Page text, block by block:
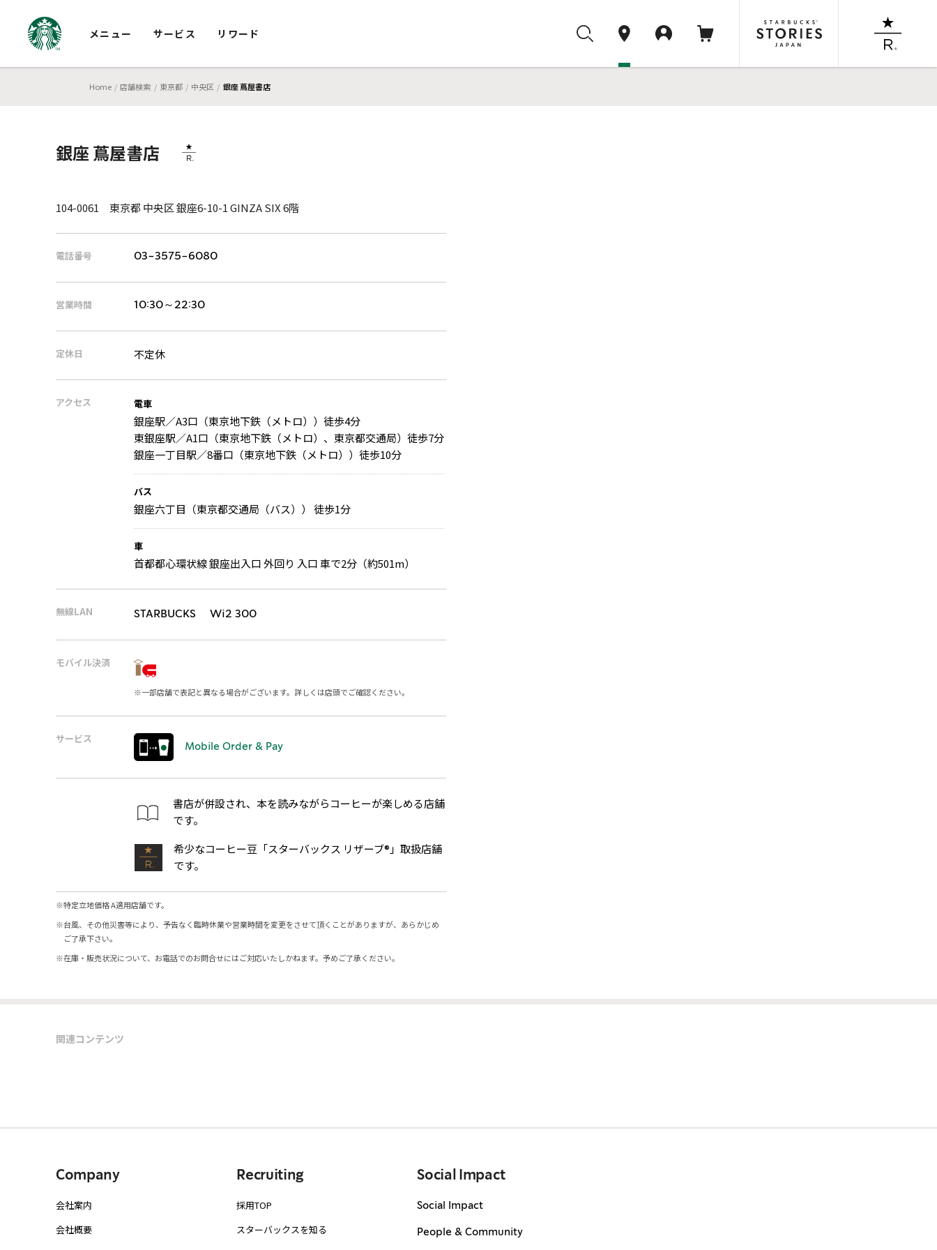
メニュー サービス リワード
Home 店舗検索 東京都 中央区 銀座 蔦屋書店
銀座 蔦屋書店
104-0061 東京都 中央区 銀座6-10-1 GINZA SIX 6階
電話番号 03-3575-6080
営業時間 10:30～22:30
定休日 不定休
アクセス 電車
銀座駅／A3口（東京地下鉄（メトロ））徒歩4分
東銀座駅／A1口（東京地下鉄（メトロ）、東京都交通局）徒歩7分
銀座一丁目駅／8番口（東京地下鉄（メトロ））徒歩10分
バス
銀座六丁目（東京都交通局（バス）） 徒歩1分
車
首都都心環状線 銀座出入口 外回り 入口 車で2分（約501m）
無線LAN STARBUCKS Wi2 300
モバイル決済
※一部店舗で表記と異なる場合がございます。詳しくは店頭でご確認ください。
サービス
Mobile Order & Pay
書店が併設され、本を読みながらコーヒーが楽しめる店舗
です。
希少なコーヒー豆「スターバックス リザーブ®」取扱店舗
です。
※特定立地価格 A適用店舗です。
※台風、その他災害等により、予告なく臨時休業や営業時間を変更をさせて頂くことがありますが、あらかじめ
ご了承下さい。
※在庫・販売状況について、お電話でのお問合せにはご対応いたしかねます。予めご了承ください。
関連コンテンツ
Company
会社案内
会社概要
Recruiting
採用TOP
スターバックスを知る
Social Impact
Social Impact
People & Community